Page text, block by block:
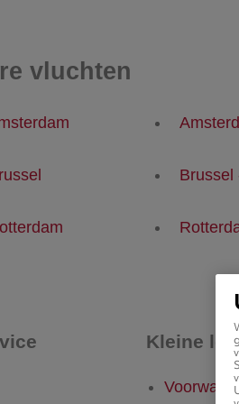
vluchten
Brussel
Kleine